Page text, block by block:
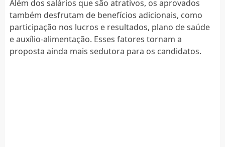
Além dos salários que são atrativos, os aprovados
também desfrutam de benefícios adicionais, como
participação nos lucros e resultados, plano de saúde
e auxílio-alimentação. Esses fatores tornam a
proposta ainda mais sedutora para os candidatos.